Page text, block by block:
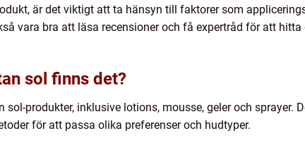
är det viktigt att ta hänsyn till faktorer som
vara bra att läsa recensioner och få expertråd för att
sol finns det?
produkter, inklusive lotions, mousse, geler och sprayer.
för att passa olika preferenser och hudtyper.